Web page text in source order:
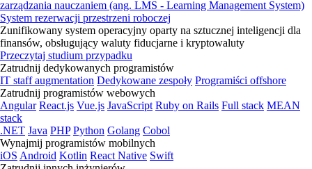
zarządzania nauczaniem (ang. LMS - Learning Management System)
System rezerwacji przestrzeni roboczej
Zunifikowany system operacyjny oparty na sztucznej inteligencji dla
finansów, obsługujący waluty fiducjarne i kryptowaluty
Przeczytaj studium przypadku
Zatrudnij dedykowanych programistów
IT staff augmentation Dedykowane zespoły Programiści offshore
Zatrudnij programistów webowych
Angular React.js Vue.js JavaScript Ruby on Rails Full stack MEAN
stack
.NET Java PHP Python Golang Cobol
Wynajmij programistów mobilnych
iOS Android Kotlin React Native Swift